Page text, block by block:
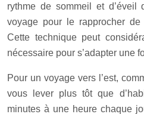
rythme de sommeil et d’éveil
voyage pour le rapprocher
Cette technique peut
nécessaire pour s’adapter une
Pour un voyage vers l’est,
vous lever plus tôt que
minutes à une heure chaque